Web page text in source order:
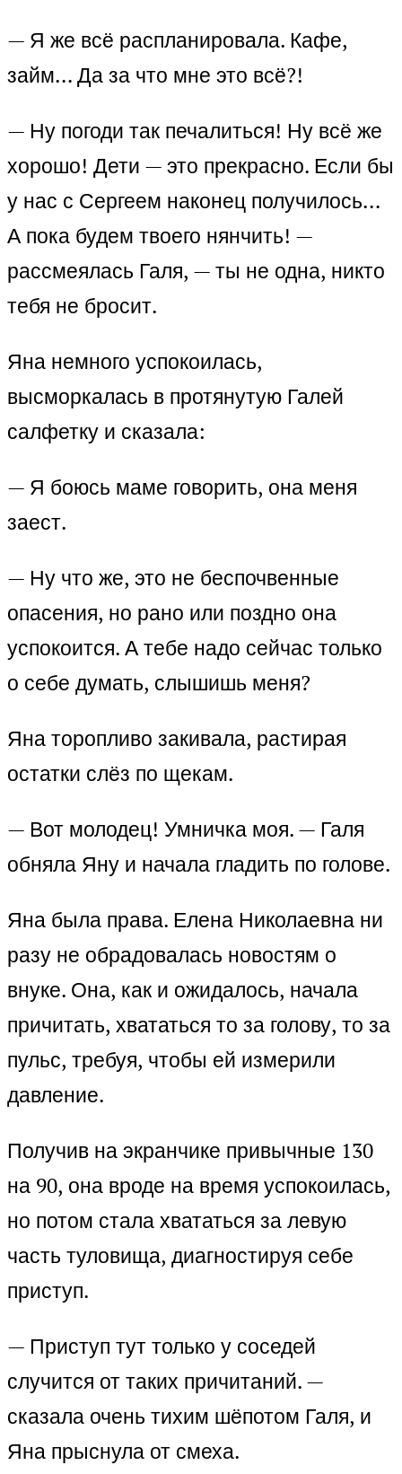
— Я же всё распланировала. Кафе,
займ… Да за что мне это всё?!
— Ну погоди так печалиться! Ну всё же
хорошо! Дети — это прекрасно. Если бы
у нас с Сергеем наконец получилось…
А пока будем твоего нянчить! —
рассмеялась Галя, — ты не одна, никто
тебя не бросит.
Яна немного успокоилась,
высморкалась в протянутую Галей
салфетку и сказала:
— Я боюсь маме говорить, она меня
заест.
— Ну что же, это не беспочвенные
опасения, но рано или поздно она
успокоится. А тебе надо сейчас только
о себе думать, слышишь меня?
Яна торопливо закивала, растирая
остатки слёз по щекам.
— Вот молодец! Умничка моя. — Галя
обняла Яну и начала гладить по голове.
Яна была права. Елена Николаевна ни
разу не обрадовалась новостям о
внуке. Она, как и ожидалось, начала
причитать, хвататься то за голову, то за
пульс, требуя, чтобы ей измерили
давление.
Получив на экранчике привычные 130
на 90, она вроде на время успокоилась,
но потом стала хвататься за левую
часть туловища, диагностируя себе
приступ.
— Приступ тут только у соседей
случится от таких причитаний. —
сказала очень тихим шёпотом Галя, и
Яна прыснула от смеха.